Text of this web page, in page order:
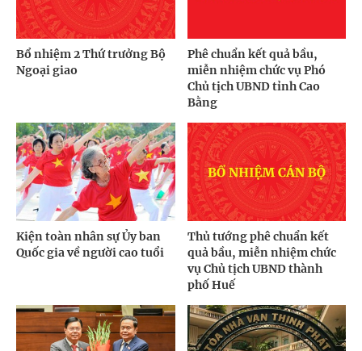
Bổ nhiệm 2 Thứ trưởng Bộ
Ngoại giao
Phê chuẩn kết quả bầu,
miễn nhiệm chức vụ Phó
Chủ tịch UBND tỉnh Cao
Bằng
Kiện toàn nhân sự Ủy ban
Quốc gia về người cao tuổi
Thủ tướng phê chuẩn kết
quả bầu, miễn nhiệm chức
vụ Chủ tịch UBND thành
phố Huế